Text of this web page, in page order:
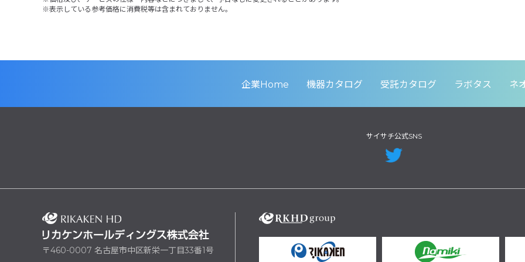
表示している参考価格に消費税等は含まれておりません。
企業Home 機器カタログ 受託カタログ ラボタス ネ
サイサチ公式SNS
〒460-0007 名古屋市中区新栄一丁目33番1号